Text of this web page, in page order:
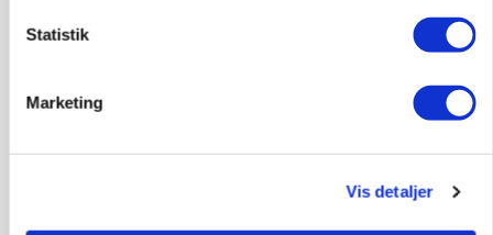
Statistik
Marketing
Vis detaljer